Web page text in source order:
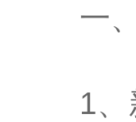
一、
1、新